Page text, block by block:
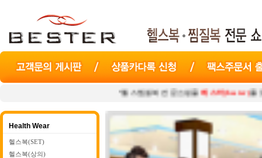
"헬스찜질복 전문쇼핑몰 베스터(bester)를 찾아주셔서
Health Wear
헬스복(SET)
헬스복(상의)